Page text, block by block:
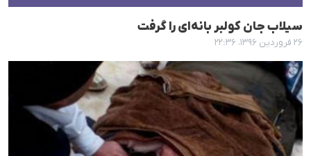
سیلاب جان کولبر بانەای را گرفت
۲۶ فروردین ۱۳۹۶، ۲۲:۳۶